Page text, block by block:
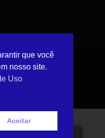
Tem 2024.
que você
nosso site.
Uso
Aceitar